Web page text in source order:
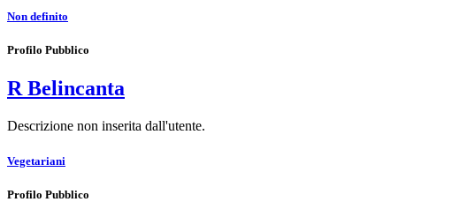
Non definito
Profilo Pubblico
R Belincanta
Descrizione non inserita dall'utente.
Vegetariani
Profilo Pubblico